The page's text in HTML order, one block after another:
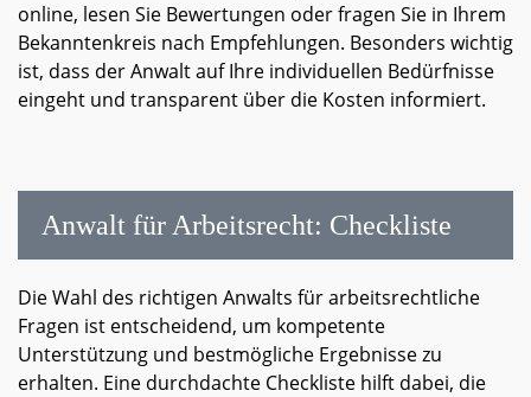
online, lesen Sie Bewertungen oder fragen Sie in Ihrem
Bekanntenkreis nach Empfehlungen. Besonders wichtig
ist, dass der Anwalt auf Ihre individuellen Bedürfnisse
eingeht und transparent über die Kosten informiert.
Anwalt für Arbeitsrecht: Checkliste
Die Wahl des richtigen Anwalts für arbeitsrechtliche
Fragen ist entscheidend, um kompetente
Unterstützung und bestmögliche Ergebnisse zu
erhalten. Eine durchdachte Checkliste hilft dabei, die